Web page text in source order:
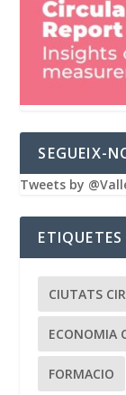
SEGUEIX-
Tweets by
ETIQUETES
CIUTATS
ECONOMIA
FORMACIO